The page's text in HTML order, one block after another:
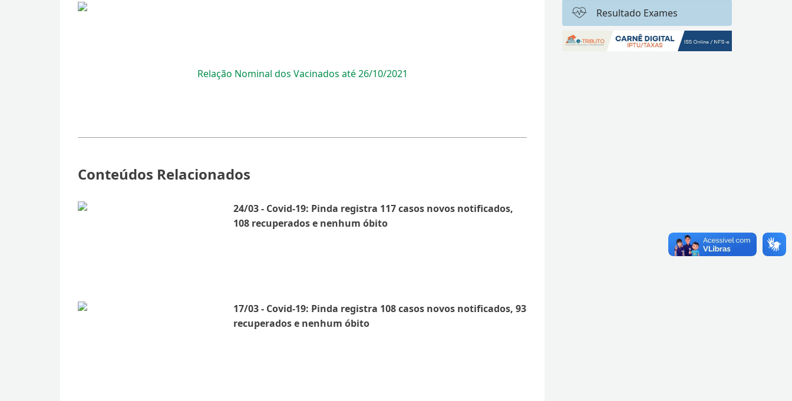
Relação Nominal dos Vacinados até 26/10/2021
Conteúdos Relacionados
24/03 - Covid-19: Pinda registra 117 casos novos notificados,
108 recuperados e nenhum óbito
17/03 - Covid-19: Pinda registra 108 casos novos notificados, 93
recuperados e nenhum óbito
Resultado Exames